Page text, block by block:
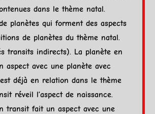
dans le thème natal.
planètes qui forment des aspects
de planètes du thème natal.
transits indirects). La planète en
aspect avec une planète avec
déjà en relation dans le thème
réveil l’aspect de naissance.
transit fait un aspect avec une